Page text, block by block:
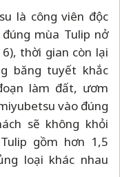
là công viên độc
mùa Tulip nở
thời gian còn lại
băng tuyết khắc
làm đất, ươm
vào đúng
sẽ không khỏi
gồm hơn 1,5
loại khác nhau